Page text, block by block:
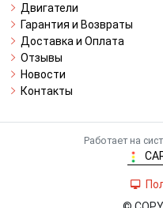
Двигатели
Гарантия и Возвраты
Доставка и Оплата
Отзывы
Новости
Контакты
Работает на